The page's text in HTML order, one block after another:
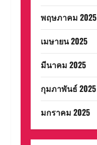
พฤษภาคม 2025
เมษายน 2025
มีนาคม 2025
กุมภาพันธ์ 2025
มกราคม 2025